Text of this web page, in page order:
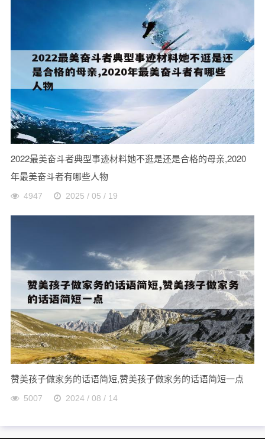
2022最美奋斗者典型事迹材料她不逛是还是合格的母亲,2020
年最美奋斗者有哪些人物
4947 2025 / 05 / 19
赞美孩子做家务的话语简短,赞美孩子做家务的话语简短一点
5007 2024 / 08 / 14